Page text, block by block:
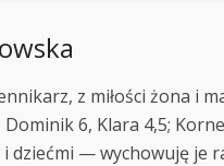
z miłości żona i
6, Klara 4,5;
dziećmi — wychowuję je